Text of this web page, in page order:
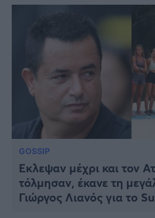
GOSSIP
Έκλεψαν μέχρι και τον
τόλμησαν, έκανε τη
Γιώργος Λιανός για το